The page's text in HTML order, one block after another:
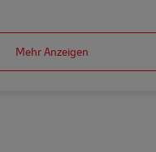
Mehr Anzeigen